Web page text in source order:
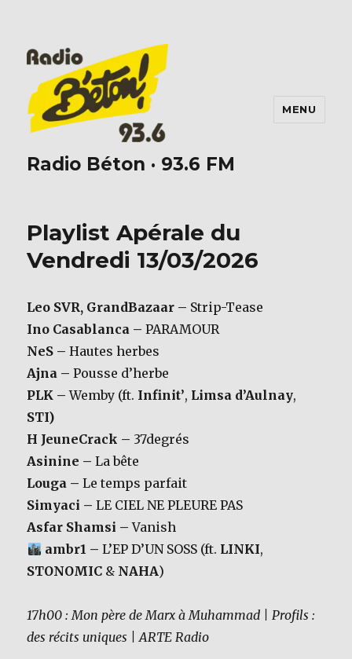
Radio Béton · 93.6 FM
MENU
Playlist Apérale du
Vendredi 13/03/2026
Leo SVR, GrandBazaar – Strip-Tease
Ino Casablanca –PARAMOUR
NeS –Hautes herbes
Ajna –Pousse d’herbe
PLK –Wemby (ft. Infinit’, Limsa d’Aulnay,
STI)
H JeuneCrack – 37degrés
Asinine –La bête
Louga –Le temps parfait
Simyaci –LE CIEL NE PLEURE PAS
Asfar Shamsi –Vanish
ambr1 – L’EP D’UN SOSS (ft. LINKI,
STONOMIC & NAHA)
17h00 : Mon père de Marx à Muhammad | Profils :
des récits uniques | ARTE Radio